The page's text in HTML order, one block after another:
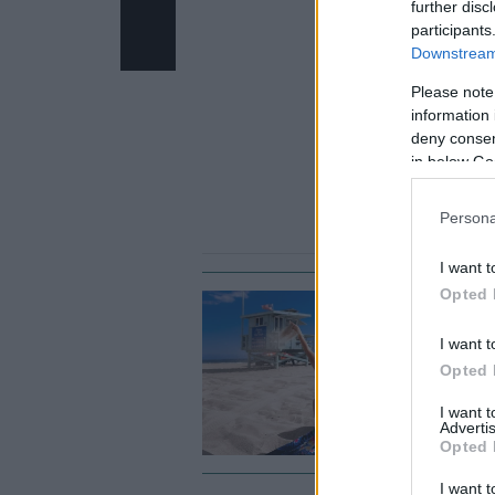
further
Please
information
deny
in below
I want
Opted
I want
Opted
I want
Opted
I want
3